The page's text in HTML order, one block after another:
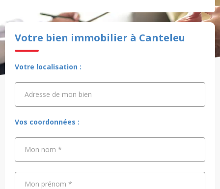
Votre bien immobilier à Canteleu
Votre localisation :
Adresse de mon bien
Adresse de mon bien
Vos coordonnées :
Mon nom *
Mon prénom *